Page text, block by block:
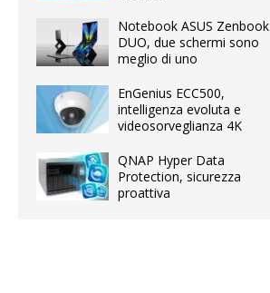
Notebook ASUS Zenbook
DUO, due schermi sono
meglio di uno
EnGenius ECC500,
intelligenza evoluta e
videosorveglianza 4K
QNAP Hyper Data
Protection, sicurezza
proattiva